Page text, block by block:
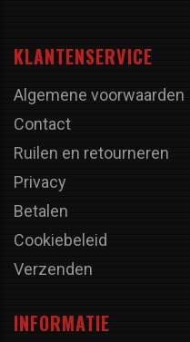
KLANTENSERVICE
Algemene voorwaarden
Contact
Ruilen en retourneren
Privacy
Betalen
Cookiebeleid
Verzenden
INFORMATIE